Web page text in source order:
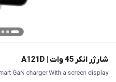
شارژر انکر 45 وات | A121D
GaN charger With a screen display